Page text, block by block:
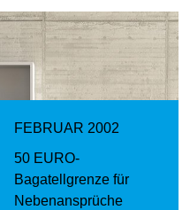
FEBRUAR 2002
50 EURO-
Bagatellgrenze für
Nebenansprüche